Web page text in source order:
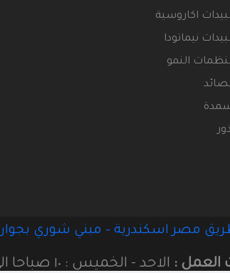
اكاروسية
نيماتودا
النمو
العمل : الاحد - الخميس : ١٠ صباحا الي ٥ مساءا - الجمعة و السبت : اجازة اسبوعية